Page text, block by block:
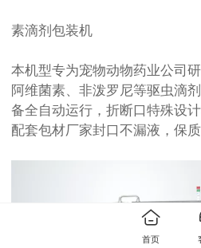
DPP系
素滴剂包装机
本机型专为宠物动物药业公司
阿维菌素、非泼罗尼等驱虫滴
备全自动运行，折断口特殊设
配套包材厂家封口不漏液，保
首页